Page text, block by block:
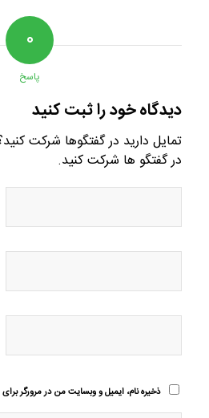
۰
پاسخ
دیدگاه خود را ثبت کنید
تمایل دارید در گفتگوها شرکت
در گفتگو ها شرکت کنید.
ذخیره نام، ایمیل و وبسایت من در مرورگر